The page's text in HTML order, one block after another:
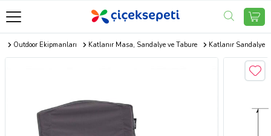
Outdoor Ekipmanları Katlanır Masa, Sandalye ve Tabure Katlanır Sandalye